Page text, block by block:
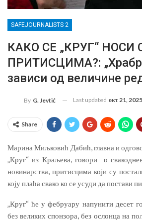
SAFEJOURNALISTS 2
КАКО СЕ „КРУГ“ НОСИ
ПРИТИСЦИМА?:
зависи од величине
By G. Jevtić Last updated окт 21, 2025
Share
Марина Миљковић Дабић, главна и
„Круг“ из Краљева, говори о
новинарства, притисцима који су
коју плаћа свако ко се усуди да постави
„Круг“ ће у фебруару напунити десет
без великих спонзора, без ослонца на